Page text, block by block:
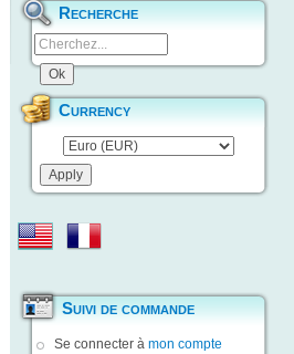
Recherche
Currency
Suivi de commande
Se connecter à mon compte